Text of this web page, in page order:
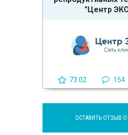
"Центр
73.02 154
ОСТАВИТЬ ОТЗЫВ